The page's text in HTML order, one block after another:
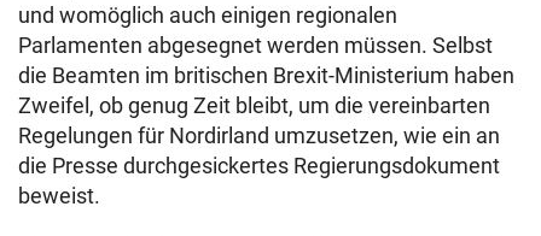
und womöglich auch einigen regionalen
Parlamenten abgesegnet werden müssen. Selbst
die Beamten im britischen Brexit-Ministerium haben
Zweifel, ob genug Zeit bleibt, um die vereinbarten
Regelungen für Nordirland umzusetzen, wie ein an
die Presse durchgesickertes Regierungsdokument
beweist.